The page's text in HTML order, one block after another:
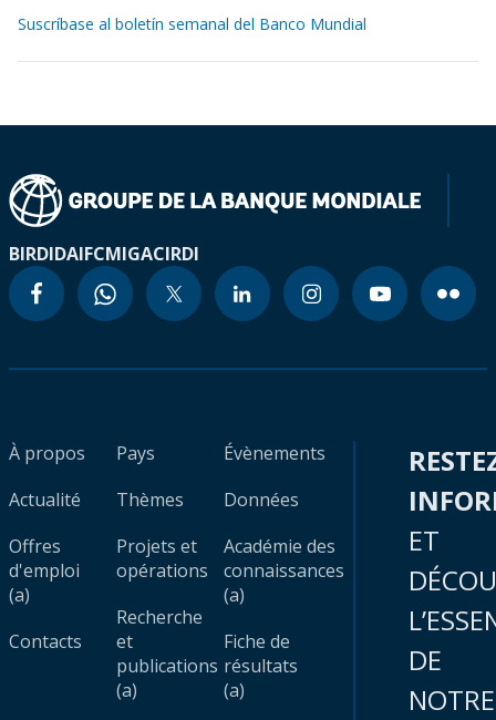
Suscríbase al boletín semanal del Banco Mundial
BIRDIDAIFCMIGACIRDI
À propos
Actualité
Offres
d'emploi
(a)
Contacts
Pays
Thèmes
Projets et
opérations
Recherche
et
publications
(a)
Évènements
Données
Académie des
connaissances
(a)
Fiche de
résultats
(a)
ET
DE
NOTRE